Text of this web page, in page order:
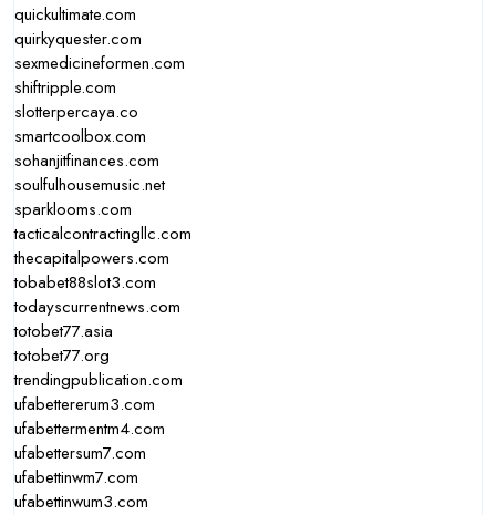
quickultimate.com
quirkyquester.com
sexmedicineformen.com
shiftripple.com
slotterpercaya.co
smartcoolbox.com
sohanjitfinances.com
soulfulhousemusic.net
sparklooms.com
tacticalcontractingllc.com
thecapitalpowers.com
tobabet88slot3.com
todayscurrentnews.com
totobet77.asia
totobet77.org
trendingpublication.com
ufabettererum3.com
ufabettermentm4.com
ufabettersum7.com
ufabettinwm7.com
ufabettinwum3.com